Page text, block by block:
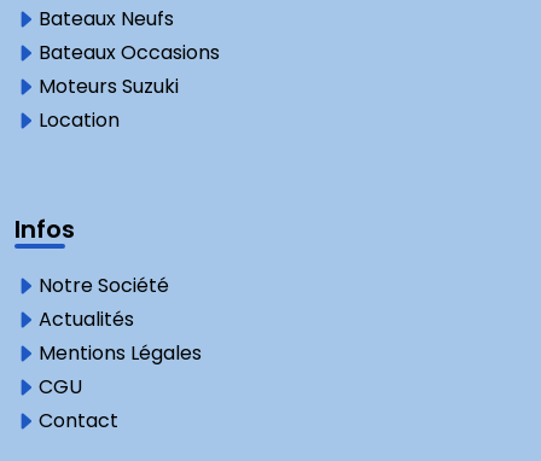
Bateaux Neufs
Bateaux Occasions
Moteurs Suzuki
Location
Infos
Notre Société
Actualités
Mentions Légales
CGU
Contact